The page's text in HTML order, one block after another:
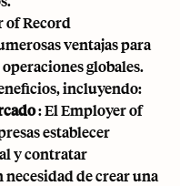
of Record
ventajas para
globales.
incluyendo:
: El Employer of
establecer
ycontratar
necesidad de crear una